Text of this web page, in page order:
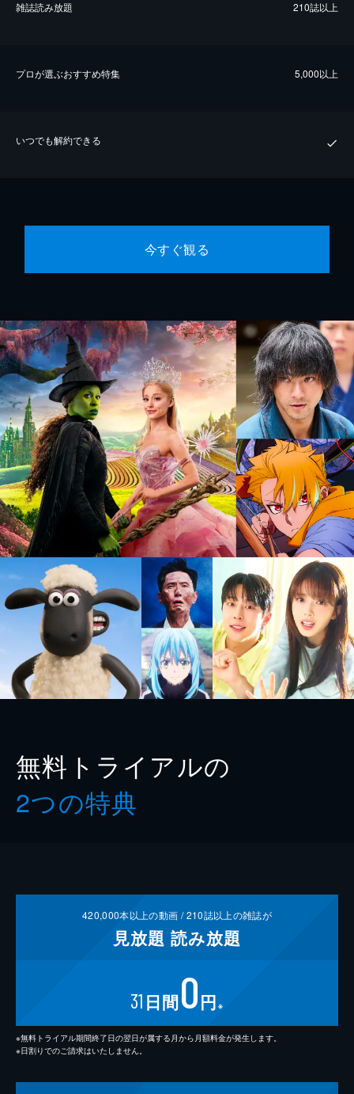
雑誌読み放題 210誌以上
プロが選ぶおすすめ特集 5,000以上
いつでも解約できる
今すぐ観る
無料トライアルの
2つの特典
420,000本以上の動画 /210誌以上の雑誌が
見放題 読み放題
31 日間0円 ※
※無料トライアル期間終了日の翌日が属する月から月額料金が発生します。
※日割りでのご請求はいたしません。